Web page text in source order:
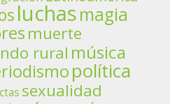
luchasmagia
muerte
rural música
política
sexualidad